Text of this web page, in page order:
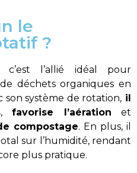
le
?
l’allié idéal pour
déchets organiques en
système de rotation, il
,favorise l’aération et
compostage. En plus, il
sur l’humidité, rendant
plus pratique.